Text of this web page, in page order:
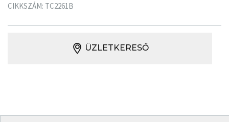
CIKKSZÁM: TC2261B
ÜZLETKERESŐ